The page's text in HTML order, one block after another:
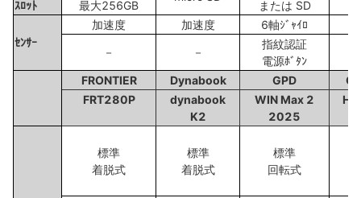
ｽﾛｯﾄ 最大256GB または SD
ｾﾝｻｰ
加速度 加速度
6軸ｼﾞｬｲﾛ
－
－
指紋認証
電源ﾎﾞﾀﾝ
FRONTIER Dynabook GPD
FRT280P
dynabook
K2
WIN Max 2
2025
標準
着脱式
標準
着脱式
標準
回転式